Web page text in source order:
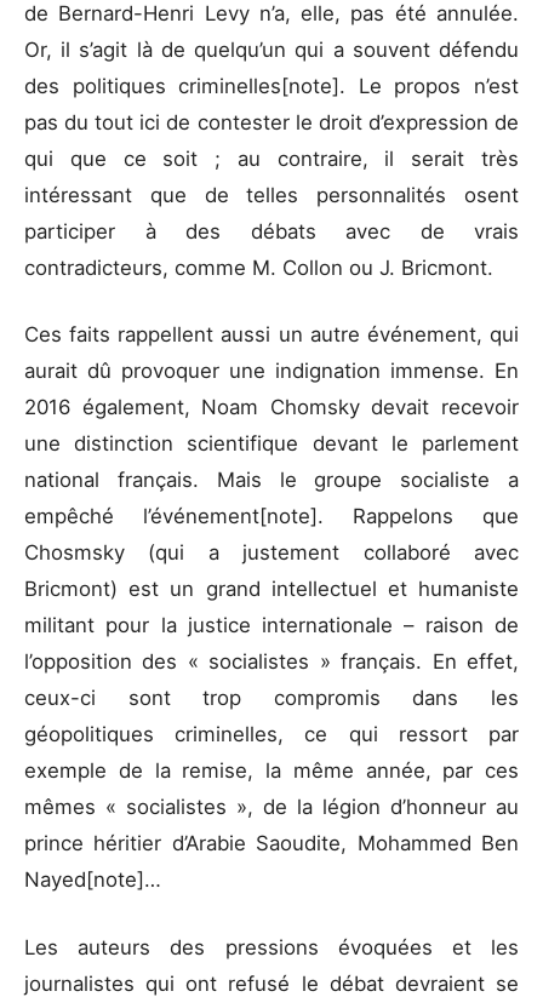
de Bernard-Henri Levy n’a, elle, pas été annulée.
Or, il s’agit là de quelqu’un qui a souvent défendu
des politiques criminelles[note]. Le propos n’est
pas du tout ici de contester le droit d’expression de
qui que ce soit ; au contraire, il serait très
intéressant que de telles personnalités osent
participer à des débats avec de vrais
contradicteurs, comme M. Collon ou J. Bricmont.
Ces faits rappellent aussi un autre événement, qui
aurait dû provoquer une indignation immense. En
2016 également, Noam Chomsky devait recevoir
une distinction scientifique devant le parlement
national français. Mais le groupe socialiste a
empêché l’événement[note]. Rappelons que
Chosmsky (qui a justement collaboré avec
Bricmont) est un grand intellectuel et humaniste
militant pour la justice internationale – raison de
l’opposition des « socialistes » français. En effet,
ceux-ci sont trop compromis dans les
géopolitiques criminelles, ce qui ressort par
exemple de la remise, la même année, par ces
mêmes « socialistes », de la légion d’honneur au
prince héritier d’Arabie Saoudite, Mohammed Ben
Nayed[note]…
Les auteurs des pressions évoquées et les
journalistes qui ont refusé le débat devraient se